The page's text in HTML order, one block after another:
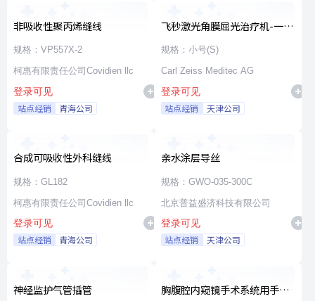
非吸收性聚丙烯缝线
规格：VP557X-2
柯惠有限责任公司Covidien llc
登录可见
站点经销 青海公司
飞秒激光角膜屈光治疗机-一次
性使用无菌治疗包
规格：小号(S)
Carl Zeiss Meditec AG
登录可见
站点经销 天津公司
合成可吸收性外科缝线
规格：GL182
柯惠有限责任公司Covidien llc
登录可见
站点经销 青海公司
亲水涂层导丝
规格：GWO-035-300C
北京普益盛济科技有限公司
登录可见
站点经销 天津公司
神经监护气管插管
胸腹腔内窥镜手术系统用手术